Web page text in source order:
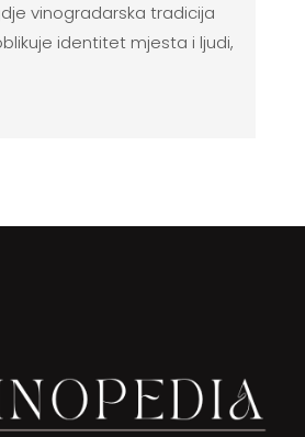
vinogradarska tradicija
identitet mjesta i ljudi,